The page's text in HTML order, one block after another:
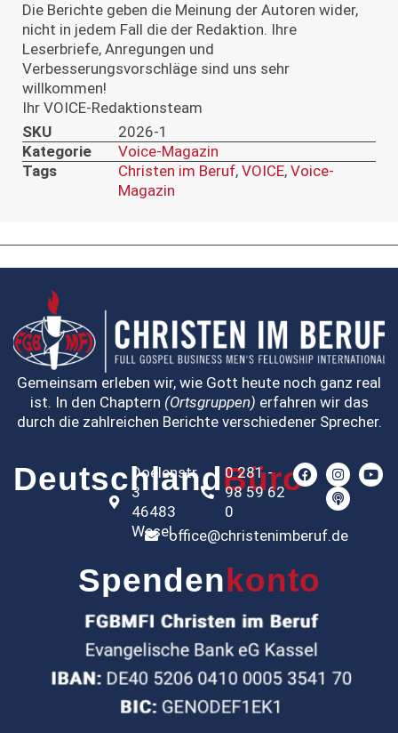
Die Berichte geben die Meinung der Autoren wider,
nicht in jedem Fall die der Redaktion. Ihre
Leserbriefe, Anregungen und
Verbesserungsvorschläge sind uns sehr
willkommen!
Ihr VOICE-Redaktionsteam
SKU
2026-1
Kategorie
Voice-Magazin
Tags
Christen im Beruf, VOICE, Voice-
Magazin
Gemeinsam erleben wir, wie Gott heute noch ganz real
ist. In den Chaptern (Ortsgruppen) erfahren wir das
durch die zahlreichen Berichte verschiedener Sprecher.
Deutschland Büro
Doelenstr.
3
46483
Wesel
0 281 -
98 59 62
0
office@christenimberuf.de
Spenden konto